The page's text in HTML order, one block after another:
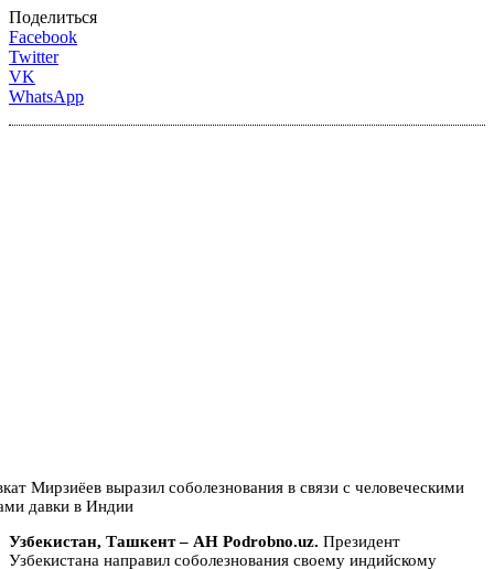
Поделиться
Facebook
Twitter
VK
WhatsApp
Узбекистан, Ташкент – АН Podrobno.uz. Президент
Узбекистана направил соболезнования своему индийскому